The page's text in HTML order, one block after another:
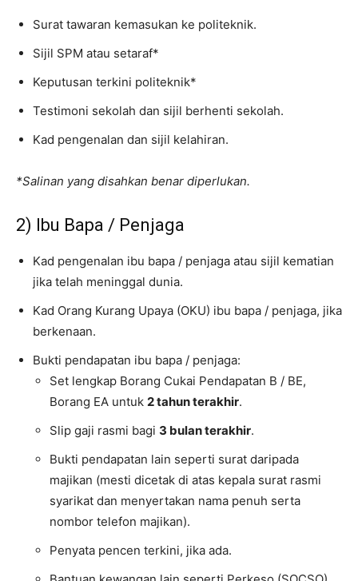
Surat tawaran kemasukan ke politeknik.
Sijil SPM atau setaraf*
Keputusan terkini politeknik*
Testimoni sekolah dan sijil berhenti sekolah.
Kad pengenalan dan sijil kelahiran.
*Salinan yang disahkan benar diperlukan.
2) Ibu Bapa / Penjaga
Kad pengenalan ibu bapa / penjaga atau sijil kematian
jika telah meninggal dunia.
Kad Orang Kurang Upaya (OKU) ibu bapa / penjaga, jika
berkenaan.
Bukti pendapatan ibu bapa / penjaga:
Set lengkap Borang Cukai Pendapatan B / BE,
Borang EA untuk 2 tahun terakhir.
Slip gaji rasmi bagi 3 bulan terakhir.
Bukti pendapatan lain seperti surat daripada
majikan (mesti dicetak di atas kepala surat rasmi
syarikat dan menyertakan nama penuh serta
nombor telefon majikan).
Penyata pencen terkini, jika ada.